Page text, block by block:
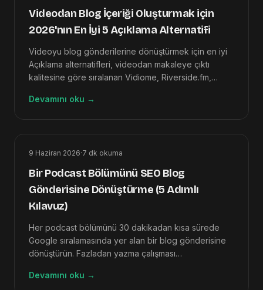
Videodan Blog İçeriği Oluşturmak için
2026'nın En İyi 5 Açıklama Alternatifi
Videoyu blog gönderilerine dönüştürmek için en iyi
Açıklama alternatifleri, videodan makaleye çıktı
kalitesine göre sıralanan Vidiome, Riverside.fm,
Devamını oku →
9 Haziran 2026·7 dk okuma
Bir Podcast Bölümünü SEO Blog
Gönderisine Dönüştürme (5 Adımlı
Kılavuz)
Her podcast bölümünü 30 dakikadan kısa sürede
Google sıralamasında yer alan bir blog gönderisine
dönüştürün. Fazladan yazma çalışması
için adım adım kılavuz.
Devamını oku →